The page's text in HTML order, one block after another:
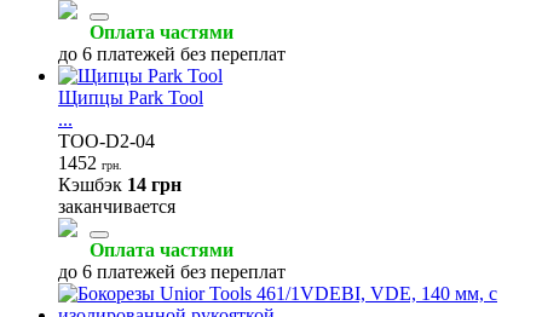
Оплата частями
до 6 платежей без переплат
Щипцы Park Tool
...
TOO-D2-04
1452 грн.
Кэшбэк 14 грн
заканчивается
Оплата частями
до 6 платежей без переплат